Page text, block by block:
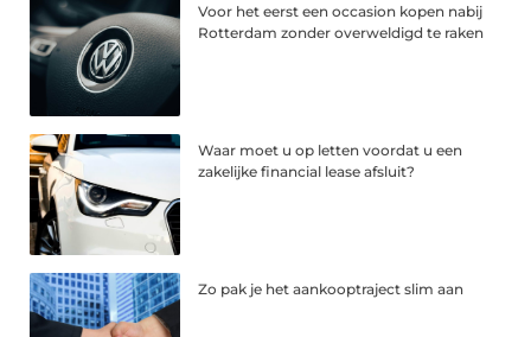
Voor het eerst een occasion kopen nabij
Rotterdam zonder overweldigd te raken
Waar moet u op letten voordat u een
zakelijke financial lease afsluit?
Zo pak je het aankooptraject slim aan